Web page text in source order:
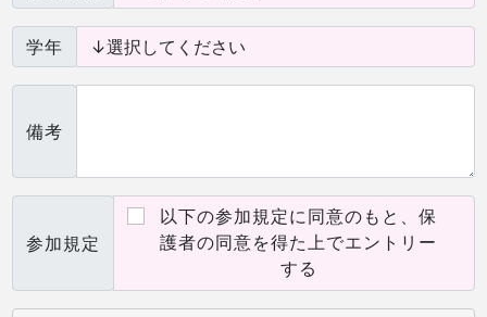
学年
備考
参加規定
以下の参加規定に同意のもと、保
護者の同意を得た上でエントリー
する